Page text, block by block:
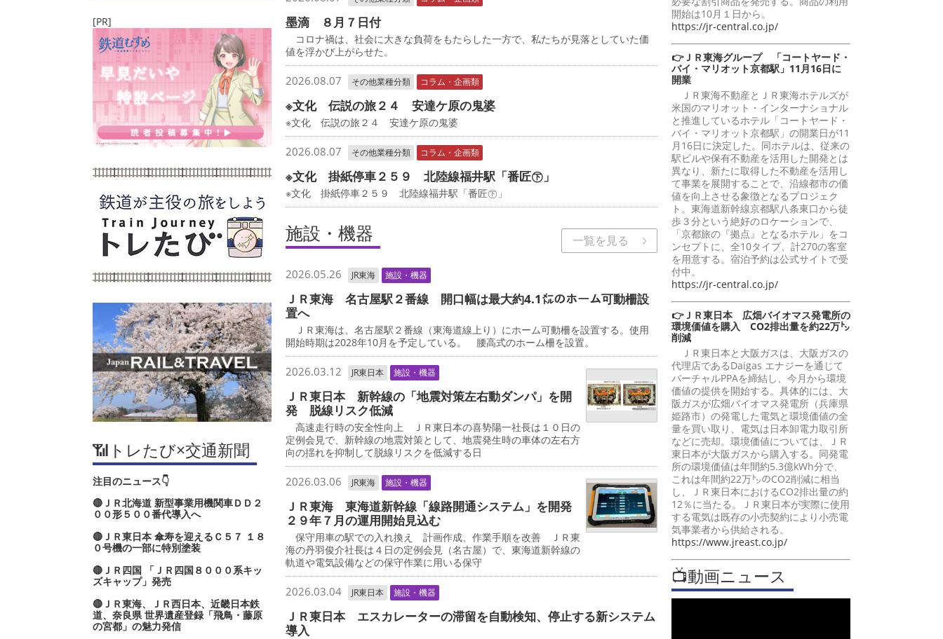
[PR]
📶トレたび×交通新聞
注目のニュース👇
🔴ＪＲ北海道 新型事業用機関車ＤＤ２
００形５００番代導入へ
🔴ＪＲ東日本 傘寿を迎えるＣ５７ １８
０号機の一部に特別塗装
🔴ＪＲ四国 「ＪＲ四国８０００系キッ
ズキャップ」発売
🔴ＪＲ東海、ＪＲ西日本、近畿日本鉄
道、奈良県 世界遺産登録「飛鳥・藤原
の宮都」の魅力発信
墨滴 ８月７日付
コロナ禍は、社会に大きな負荷をもたらした一方で、私たちが見落としていた価
値を浮かび上がらせた。
2026.08.07 その他業種分類 コラム・企画類
※文化 伝説の旅２４ 安達ケ原の鬼婆
※文化 伝説の旅２４ 安達ケ原の鬼婆
2026.08.07 その他業種分類 コラム・企画類
※文化 掛紙停車２５９ 北陸線福井駅「番匠㊦」
※文化 掛紙停車２５９ 北陸線福井駅「番匠㊦」
施設・機器 一覧を見る
2026.05.26 JR東海 施設・機器
ＪＲ東海 名古屋駅２番線 開口幅は最大約4.1㍍のホーム可動柵設
置へ
ＪＲ東海は、名古屋駅２番線（東海道線上り）にホーム可動柵を設置する。使用
開始時期は2028年10月を予定している。 腰高式のホーム柵を設置。
2026.03.12 JR東日本 施設・機器
ＪＲ東日本 新幹線の「地震対策左右動ダンパ」を開
発 脱線リスク低減
高速走行時の安全性向上 ＪＲ東日本の喜㔟陽一社長は１０日の
定例会見で、新幹線の地震対策として、地震発生時の車体の左右方
向の揺れを抑制して脱線リスクを低減する日
2026.03.06 JR東海 施設・機器
ＪＲ東海 東海道新幹線「線路開通システム」を開発
２９年７月の運用開始見込む
保守用車の駅での入れ換え 計画作成、作業手順を改善 ＪＲ東
海の丹羽俊介社長は４日の定例会見（名古屋）で、東海道新幹線の
軌道や電気設備などの保守作業に用いる保守
2026.03.04 JR東日本 施設・機器
ＪＲ東日本 エスカレーターの滞留を自動検知、停止する新システム
導入
開始は10月１日から。
https://jr-central.co.jp/
👉ＪＲ東海グループ 「コートヤード・
バイ・マリオット京都駅」11月16日に
開業
ＪＲ東海不動産とＪＲ東海ホテルズが
米国のマリオット・インターナショナル
と推進しているホテル「コートヤード・
バイ・マリオット京都駅」の開業日が11
月16日に決定した。同ホテルは、従来の
駅ビルや保有不動産を活用した開発とは
異なり、新たに取得した不動産を活用し
て事業を展開することで、沿線都市の価
値を向上させる象徴となるプロジェク
ト。東海道新幹線京都駅八条東口から徒
歩３分という絶好のロケーションで、
「京都旅の『拠点』となるホテル」をコ
ンセプトに、全10タイプ、計270の客室
を用意する。宿泊予約は公式サイトで受
付中。
https://jr-central.co.jp/
👉ＪＲ東日本 広畑バイオマス発電所の
環境価値を購入 CO2排出量を約22万㌧
削減
ＪＲ東日本と大阪ガスは、大阪ガスの
代理店であるDaigas エナジーを通じて
バーチャルPPAを締結し、今月から環境
価値の提供を開始する。具体的には、大
阪ガスが広畑バイオマス発電所（兵庫県
姫路市）の発電した電気と環境価値の全
量を買い取り、電気は日本卸電力取引所
などに売却。環境価値については、ＪＲ
東日本が大阪ガスから購入する。同発電
所の環境価値は年間約5.3億kWh分で、
これは年間約22万㌧のCO2削減に相当
し、ＪＲ東日本におけるCO2排出量の約
12％に当たる。ＪＲ東日本が実際に使用
する電気は既存の小売契約により小売電
気事業者から供給される。
https://www.jreast.co.jp/
📺動画ニュース